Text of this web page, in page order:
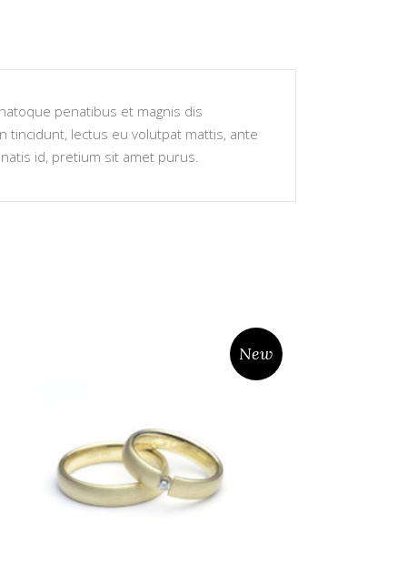
penatibus et magnis dis
tincidunt, lectus eu volutpat mattis, ante
id, pretium sit amet purus.
New